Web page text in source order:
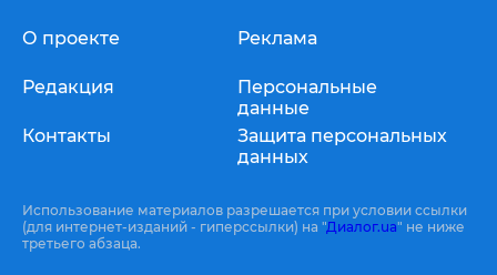
О проекте
Редакция
Контакты
Реклама
Персональные
данные
Защита персональных
данных
Использование материалов разрешается при условии ссылки
(для интернет-изданий - гиперссылки) на "Диалог.ua" не ниже
третьего абзаца.